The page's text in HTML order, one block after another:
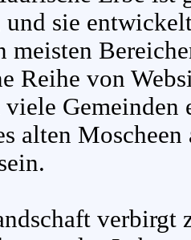
sie
meisten
Reihe von
Gemeinden
alten
verbirgt